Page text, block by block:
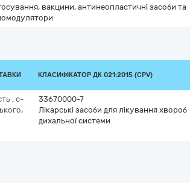
вакцини, антинеопластичні засоби та
КЛАСИФІКАТОР ДК 021:2015 (CPV)
, с-
33670000-7
Лікарські засоби для лікування хвороб
дихальної системи